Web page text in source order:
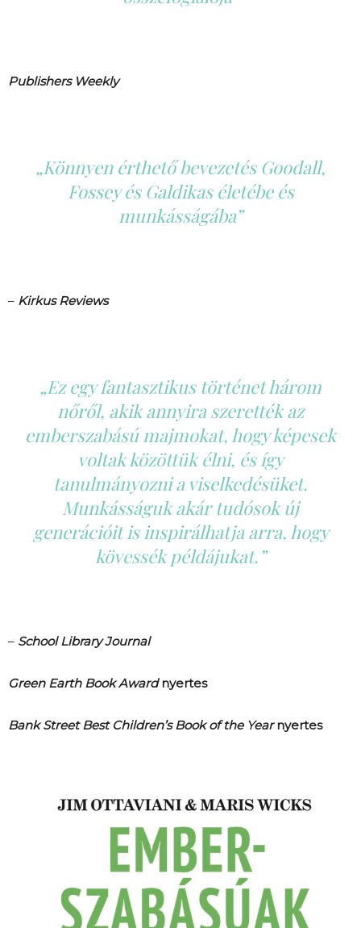
Publishers Weekly
„Könnyen érthető bevezetés Goodall,
Fossey és Galdikas életébe és
munkásságába”
– Kirkus Reviews
„Ez egy fantasztikus történet három
nőről, akik annyira szerették az
emberszabású majmokat, hogy képesek
voltak közöttük élni, és így
tanulmányozni a viselkedésüket.
Munkásságuk akár tudósok új
generációit is inspirálhatja arra, hogy
kövessék példájukat.”
– School Library Journal
Green Earth Book Awardnyertes
Bank Street Best Children’s Book of the Yearnyertes